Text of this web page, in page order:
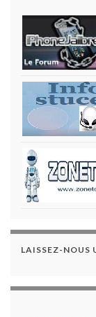
LAISSEZ-NOUS